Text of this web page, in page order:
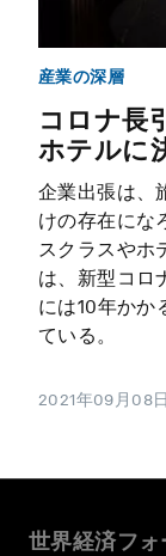
産業の深層
コロナ長
ホテルに
企業出張は、
けの存在にな
スクラスやホ
は、新型コロ
には10年かか
ている。
2021年09月08日
世界経済フ